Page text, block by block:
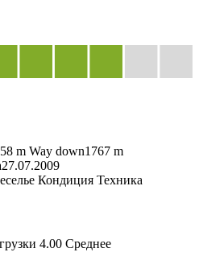
m Way down1767 m
27.07.2009
Кондиция Техника
4.00 Среднее